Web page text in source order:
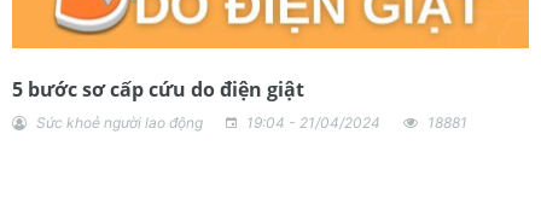
5 bước sơ cấp cứu do điện giật
Sức khoẻ người lao động 19:04 - 21/04/2024 18881